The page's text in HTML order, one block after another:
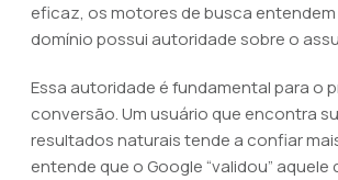
eficaz, os motores de busca entendem
domínio possui autoridade sobre o
Essa autoridade é fundamental para o
conversão. Um usuário que encontra
resultados naturais tende a confiar
entende que o Google “validou”